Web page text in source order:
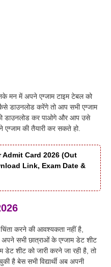
मन में अपने एग्जाम टाइम टेबल को
डाउनलोड करेंगे तो आप सभी एग्जाम
डाउनलोड कर पाओगे और आप उसे
की तैयारी कर सकते हो.
Admit Card 2026 (Out
Link, Exam Date &
करने की आवश्यकता नहीं है,
अपने सभी छात्राओं के एग्जाम डेट शीट
डेट शीट को जारी करने जा रही है, तो
है बेस सभी विद्यार्थी अब अपनी